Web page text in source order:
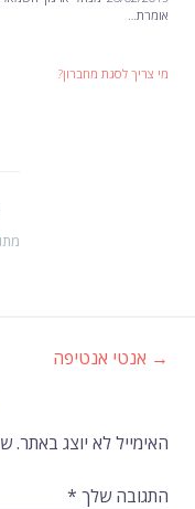
אומרת…
מי צריך לסגת מחברון?
ניווט
→ אנטי אנטיפה
האימייל לא יוצג באתר.
התגובה שלך *